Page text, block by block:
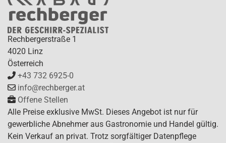
Rechbergerstraße 1
4020 Linz
Österreich
+43 732 6925-0
info@rechberger.at
Offene Stellen
Alle Preise exklusive MwSt. Dieses Angebot ist nur für
gewerbliche Abnehmer aus Gastronomie und Handel gültig.
Kein Verkauf an privat. Trotz sorgfältiger Datenpflege